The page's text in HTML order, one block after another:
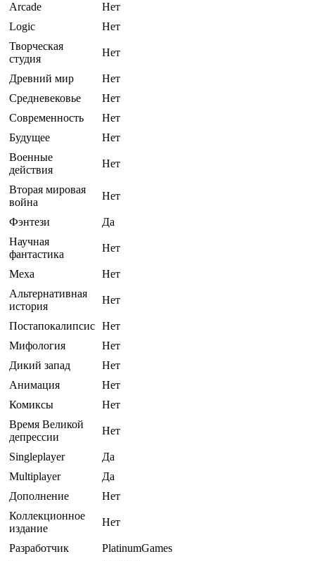
Arcade
Нет
Logic
Нет
Творческая
студия
Нет
Древний мир
Нет
Средневековье
Нет
Современность
Нет
Будущее
Нет
Военные
действия
Нет
Вторая мировая
война
Нет
Фэнтези
Да
Научная
фантастика
Нет
Меха
Нет
Альтернативная
история
Нет
Постапокалипсис Нет
Мифология
Нет
Дикий запад
Нет
Анимация
Нет
Комиксы
Нет
Время Великой
депрессии
Нет
Singleplayer
Да
Multiplayer
Да
Дополнение
Нет
Коллекционное
издание
Нет
Разработчик
PlatinumGames